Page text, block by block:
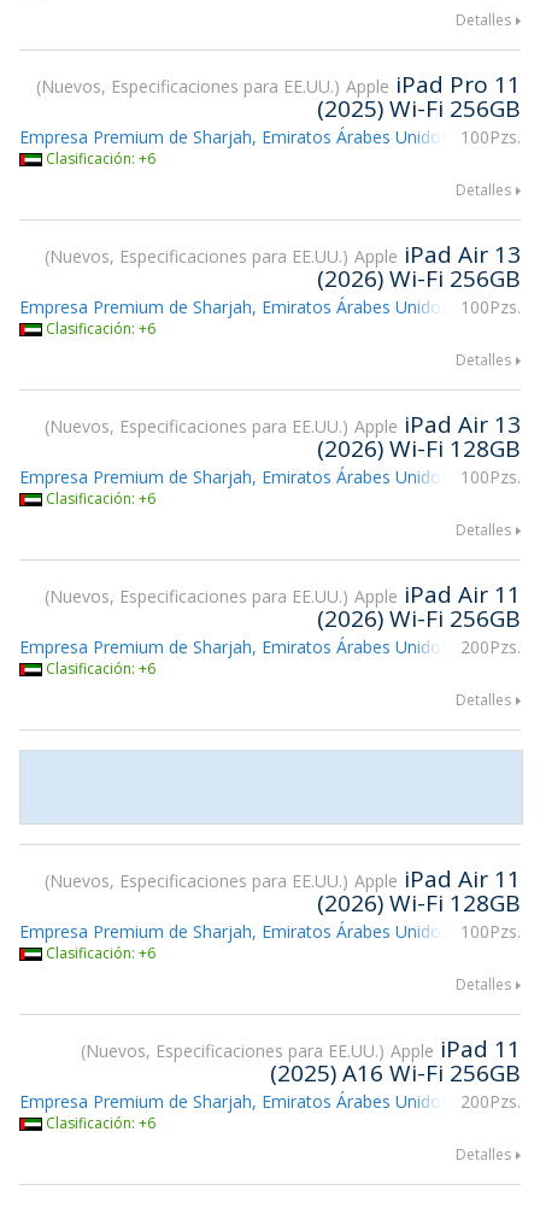
Detalles
Nuevos, Especificaciones para EE.UU. Apple iPad Pro 11
(2025) Wi-Fi 256GB
100Pzs.
Empresa Premium de Sharjah, Emiratos Árabes Unidos
Clasificación: +6
Detalles
Nuevos, Especificaciones para EE.UU. Apple iPad Air 13
(2026) Wi-Fi 256GB
100Pzs.
Empresa Premium de Sharjah, Emiratos Árabes Unidos
Clasificación: +6
Detalles
Nuevos, Especificaciones para EE.UU. Apple iPad Air 13
(2026) Wi-Fi 128GB
100Pzs.
Empresa Premium de Sharjah, Emiratos Árabes Unidos
Clasificación: +6
Detalles
Nuevos, Especificaciones para EE.UU. Apple iPad Air 11
(2026) Wi-Fi 256GB
200Pzs.
Empresa Premium de Sharjah, Emiratos Árabes Unidos
Clasificación: +6
Detalles
Nuevos, Especificaciones para EE.UU. Apple iPad Air 11
(2026) Wi-Fi 128GB
100Pzs.
Empresa Premium de Sharjah, Emiratos Árabes Unidos
Clasificación: +6
Detalles
Nuevos, Especificaciones para EE.UU. Apple iPad 11
(2025) A16 Wi-Fi 256GB
200Pzs.
Empresa Premium de Sharjah, Emiratos Árabes Unidos
Clasificación: +6
Detalles